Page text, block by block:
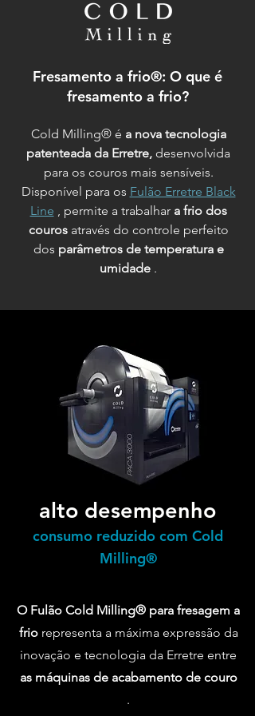
Fresamento a frio®: O que é
fresamento a frio?
Cold Milling® é a nova tecnologia
patenteada da Erretre, desenvolvida
para os couros mais sensíveis.
Disponível para os Fulão Erretre Black
Line , permite a trabalhara frio dos
courosatravés do controle perfeito
dos parâmetros de temperatura e
umidade .
alto desempenho
consumo reduzido com Cold
Milling®
O Fulão Cold Milling® para fresagem a
friorepresenta a máxima expressão da
inovação e tecnologia da Erretre entre
as máquinas de acabamento de couro
.